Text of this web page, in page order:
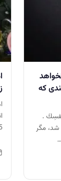
كه
.
شد، مگر